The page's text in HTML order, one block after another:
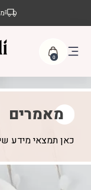
0
מאמרים
כאן תמצאי מידע